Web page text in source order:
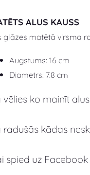
ALUS KAUSS
glāzes matētā virsma
Augstums: 16 cm
Diametrs: 7.8 cm
vēlies ko mainīt
radušās kādas
spied uz